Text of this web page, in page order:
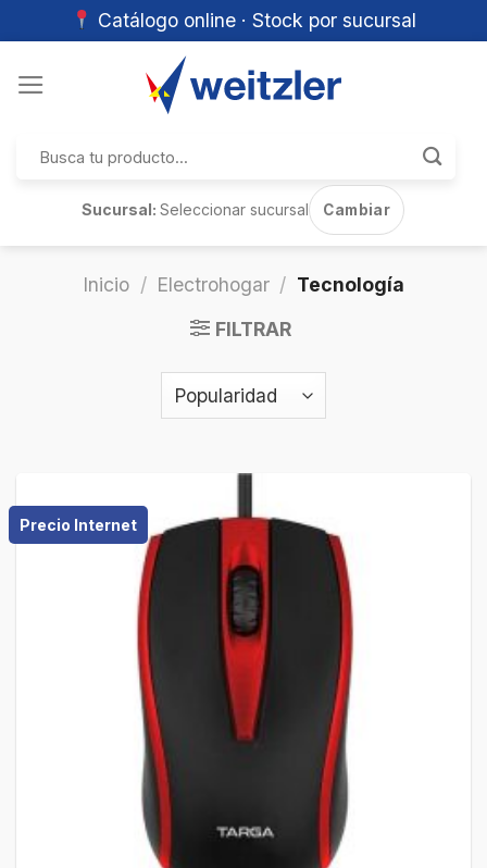
Catálogo online · Stock por sucursal
por:
Sucursal:Seleccionar sucursal Cambiar
Inicio / Electrohogar / Tecnología
FILTRAR
Precio Internet